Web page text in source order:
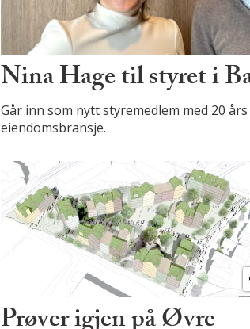
Nina Hage til styret i
Går inn som nytt styremedlem med 20
eiendomsbransje.